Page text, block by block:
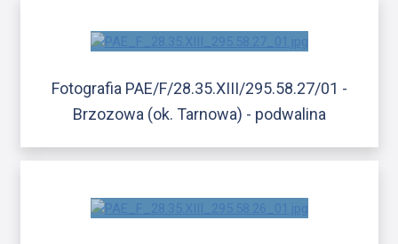
Fotografia PAE/F/28.35.XIII/295.58.27/01 -
Brzozowa (ok. Tarnowa) - podwalina